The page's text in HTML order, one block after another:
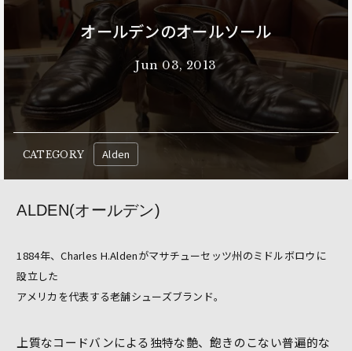
オールデンのオールソール
Jun 03, 2013
CATEGORY Alden
ALDEN(オールデン)
1884年、Charles H.Aldenがマサチューセッツ州のミドルボロウに
設立した
アメリカを代表する老舗シューズブランド。
上質なコードバンによる独特な艶、飽きのこない普遍的な